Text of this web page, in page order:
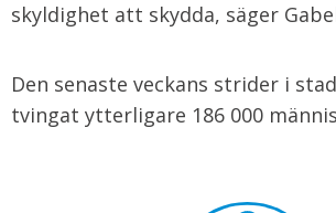
skyldighet att skydda, säger
Den senaste veckans strider i
tvingat ytterligare 186 000